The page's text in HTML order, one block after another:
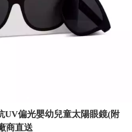
UV偏光嬰幼兒童太陽眼鏡(附
商直送